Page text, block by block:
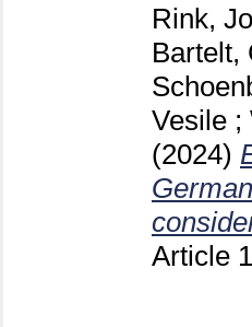
Rink,
Bartelt,
Vesile ;
(2024)
Article